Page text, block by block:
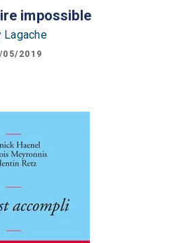
impossible
Lagache
05/2019